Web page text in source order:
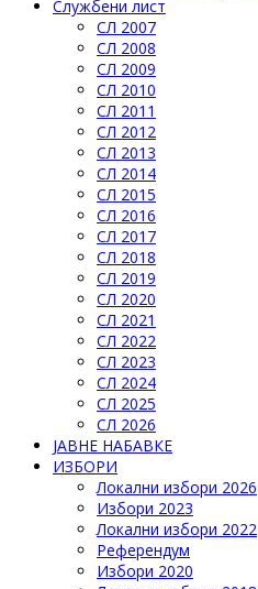
Службени лист
СЛ 2007
СЛ 2008
СЛ 2009
СЛ 2010
СЛ 2011
СЛ 2012
СЛ 2013
СЛ 2014
СЛ 2015
СЛ 2016
СЛ 2017
СЛ 2018
СЛ 2019
СЛ 2020
СЛ 2021
СЛ 2022
СЛ 2023
СЛ 2024
СЛ 2025
СЛ 2026
ЈАВНЕ НАБАВКЕ
ИЗБОРИ
Локални избори 2026
Избори 2023
Локални избори 2022
Референдум
Избори 2020